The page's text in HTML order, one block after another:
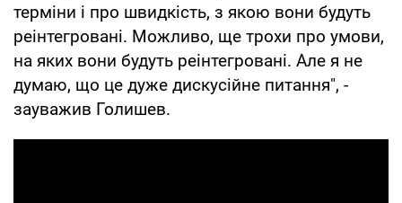
терміни і про швидкість, з якою вони будуть
реінтегровані. Можливо, ще трохи про умови,
на яких вони будуть реінтегровані. Але я не
думаю, що це дуже дискусійне питання", -
зауважив Голишев.